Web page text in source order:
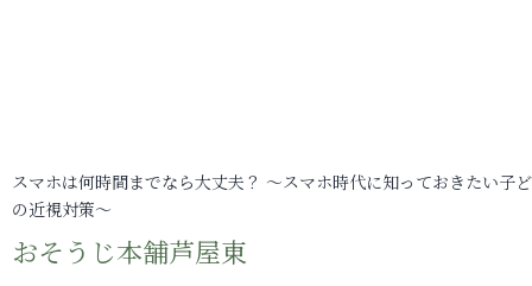
スマホは何時間までなら大丈夫？ ～スマホ時代に知っておきたい子
の近視対策～
おそうじ本舗芦屋東